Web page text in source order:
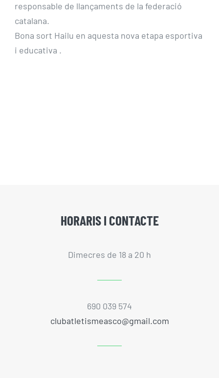
responsable de llançaments de la federació
catalana.
Bona sort Hailu en aquesta nova etapa esportiva
i educativa .
HORARIS I CONTACTE
Dimecres de 18 a 20 h
690 039 574
clubatletismeasco@gmail.com